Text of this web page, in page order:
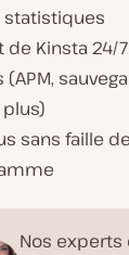
statistiques
Kinsta 24/7
sans faille
Nos